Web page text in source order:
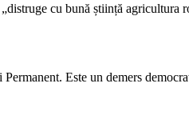
cu bună știință agricultura
Este un demers